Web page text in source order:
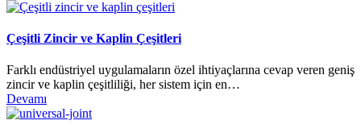
Çeşitli Zincir ve Kaplin Çeşitleri
Farklı endüstriyel uygulamaların özel ihtiyaçlarına cevap veren geniş
zincir ve kaplin çeşitliliği, her sistem için en…
Devamı